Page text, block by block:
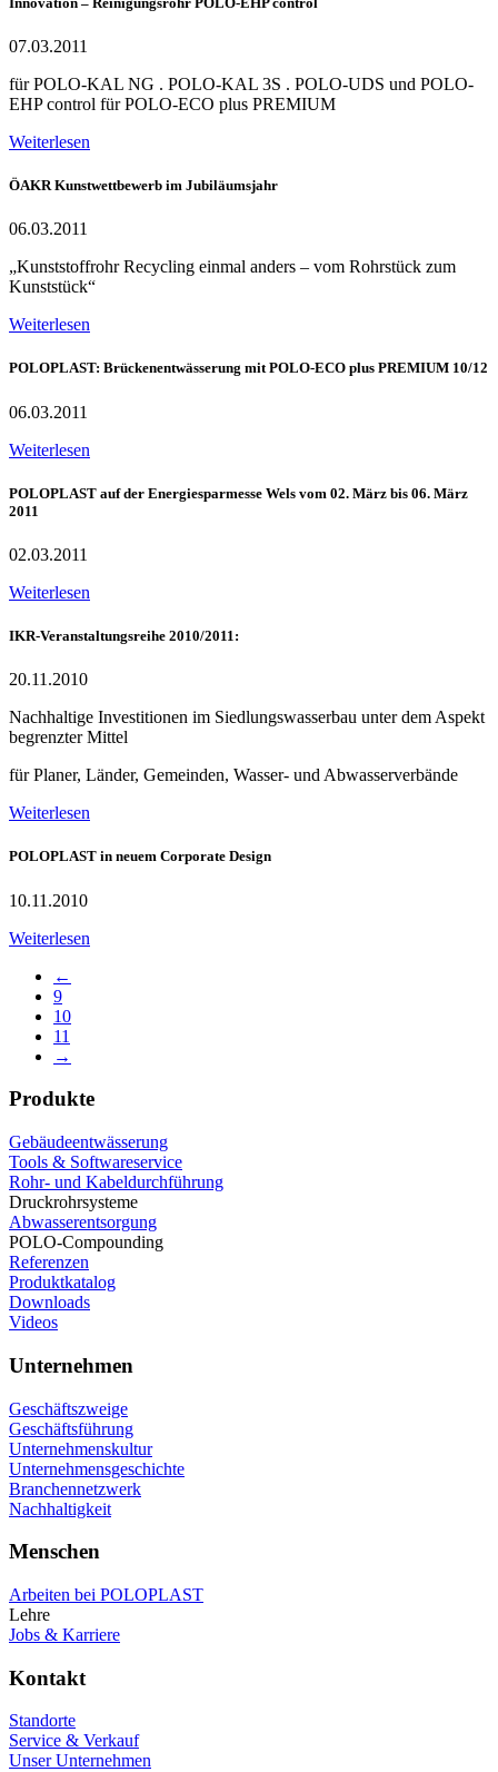
07.03.2011
für POLO-KAL NG . POLO-KAL 3S . POLO-UDS und POLO-
EHP control für POLO-ECO plus PREMIUM
Weiterlesen
ÖAKR Kunstwettbewerb im Jubiläumsjahr
06.03.2011
„Kunststoffrohr Recycling einmal anders – vom Rohrstück zum
Kunststück“
Weiterlesen
POLOPLAST: Brückenentwässerung mit POLO-ECO plus PREMIUM 10/12
06.03.2011
Weiterlesen
POLOPLAST auf der Energiesparmesse Wels vom 02. März bis 06. März
2011
02.03.2011
Weiterlesen
IKR-Veranstaltungsreihe 2010/2011:
20.11.2010
Nachhaltige Investitionen im Siedlungswasserbau unter dem Aspekt
begrenzter Mittel
für Planer, Länder, Gemeinden, Wasser- und Abwasserverbände
Weiterlesen
POLOPLAST in neuem Corporate Design
10.11.2010
Weiterlesen
←
9
10
11
→
Produkte
Gebäudeentwässerung
Tools & Softwareservice
Rohr- und Kabeldurchführung
Druckrohrsysteme
Abwasserentsorgung
POLO-Compounding
Referenzen
Produktkatalog
Downloads
Videos
Unternehmen
Geschäftszweige
Geschäftsführung
Unternehmenskultur
Unternehmensgeschichte
Branchennetzwerk
Nachhaltigkeit
Menschen
Arbeiten bei POLOPLAST
Lehre
Jobs & Karriere
Kontakt
Standorte
Service & Verkauf
Unser Unternehmen